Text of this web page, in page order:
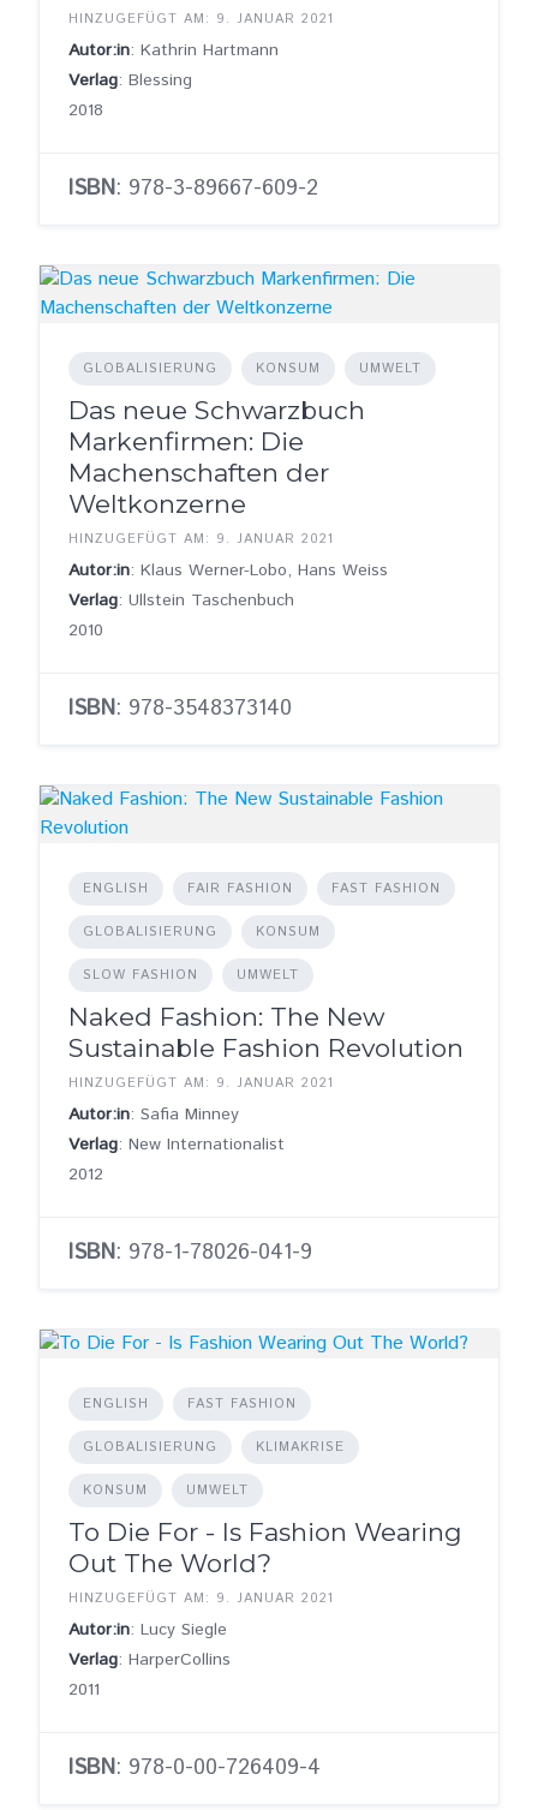
HINZUGEFÜGT AM: 9. JANUAR 2021
Autor:in: Kathrin Hartmann
Verlag: Blessing
2018
ISBN: 978-3-89667-609-2
GLOBALISIERUNG KONSUM UMWELT
Das neue Schwarzbuch
Markenfirmen: Die
Machenschaften der
Weltkonzerne
HINZUGEFÜGT AM: 9. JANUAR 2021
Autor:in: Klaus Werner-Lobo, Hans Weiss
Verlag: Ullstein Taschenbuch
2010
ISBN: 978-3548373140
ENGLISH FAIR FASHION FAST FASHION
GLOBALISIERUNG KONSUM
SLOW FASHION UMWELT
Naked Fashion: The New
Sustainable Fashion Revolution
HINZUGEFÜGT AM: 9. JANUAR 2021
Autor:in: Safia Minney
Verlag: New Internationalist
2012
ISBN: 978-1-78026-041-9
ENGLISH FAST FASHION
GLOBALISIERUNG KLIMAKRISE
KONSUM UMWELT
To Die For - Is Fashion Wearing
Out The World?
HINZUGEFÜGT AM: 9. JANUAR 2021
Autor:in: Lucy Siegle
Verlag: HarperCollins
2011
ISBN: 978-0-00-726409-4